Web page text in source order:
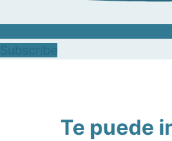
Te puede